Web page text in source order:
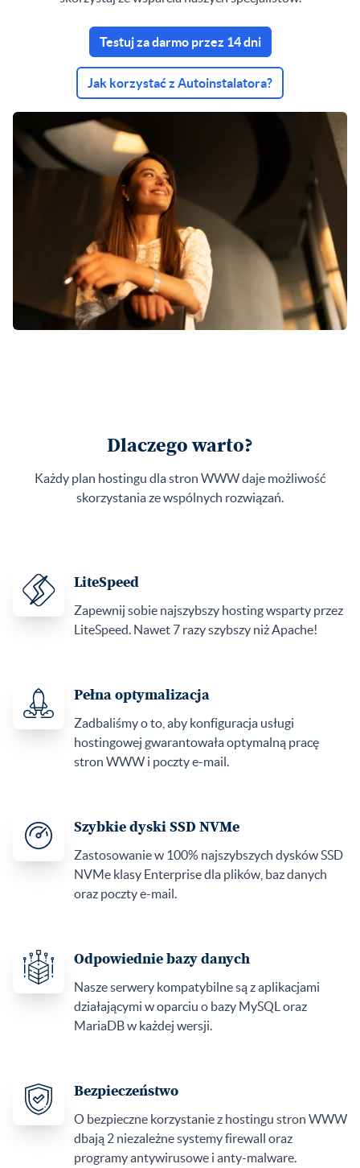
Testuj za darmo przez 14 dni
Jak korzystać z Autoinstalatora?
Dlaczego warto?
Każdy plan hostingu dla stron WWW daje możliwość
skorzystania ze wspólnych rozwiązań.
LiteSpeed
Zapewnij sobie najszybszy hosting wsparty przez
LiteSpeed. Nawet 7 razy szybszy niż Apache!
Pełna optymalizacja
Zadbaliśmy o to, aby konfiguracja usługi
hostingowej gwarantowała optymalną pracę
stron WWW i poczty e-mail.
Szybkie dyski SSD NVMe
Zastosowanie w 100% najszybszych dysków SSD
NVMe klasy Enterprise dla plików, baz danych
oraz poczty e-mail.
Odpowiednie bazy danych
Nasze serwery kompatybilne są z aplikacjami
działającymi w oparciu o bazy MySQL oraz
MariaDB w każdej wersji.
Bezpieczeństwo
O bezpieczne korzystanie z hostingu stron WWW
dbają 2 niezależne systemy firewall oraz
programy antywirusowe i anty-malware.